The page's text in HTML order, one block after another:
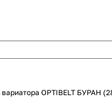
OPTIBELT БУРАН